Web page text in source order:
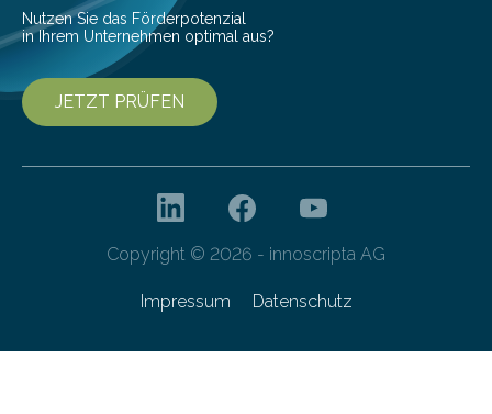
Nutzen Sie das Förderpotenzial
in Ihrem Unternehmen optimal aus?
JETZT PRÜFEN
Copyright © 2026 - innoscripta AG
Impressum Datenschutz